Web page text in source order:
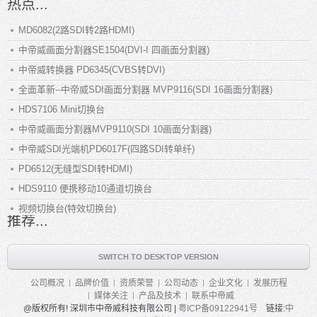
热点...
MD6082(2路SDI转2路HDMI)
中帝威画面分割器SE1504(DVI-I 四画面分割器)
中帝威转换器 PD6345(CVBS转DVI)
全面革新--中帝威SDI画面分割器 MVP9116(SDI 16画面分割器)
HDS7106 Mini切换台
中帝威画面分割器MVP9110(SDI 10画面分割器)
中帝威SDI光端机PD6017F(四路SDI转单纤)
PD6512(无缝型SDI转HDMI)
HDS9110 便携移动10通道切换台
视频切换台(特效切换台)
推荐...
SWITCH TO DESKTOP VERSION
公司概况 品牌价值 资质荣誉 公司动态 企业文化
发展历程
媒体关注
产品及技术
联系中帝威
@版权所有! 深圳市中帝威科技有限公司 | 粤ICP备09122941号 链接:中